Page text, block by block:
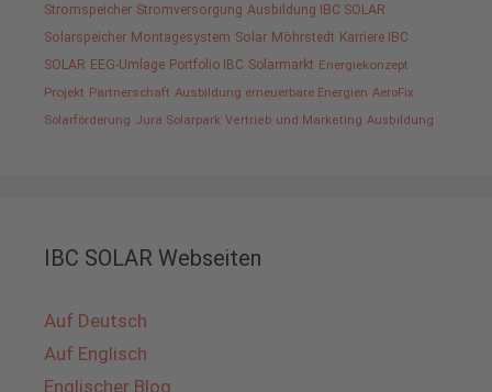
Stromspeicher Stromversorgung Ausbildung IBC SOLAR
Solarspeicher Montagesystem Solar Möhrstedt Karriere IBC
SOLAR EEG-Umlage Portfolio IBC Solarmarkt Energiekonzept
Projekt Partnerschaft Ausbildung erneuerbare Energien AeroFix
Solarförderung Jura Solarpark Vertrieb und Marketing Ausbildung
IBC SOLAR Webseiten
Auf Deutsch
Auf Englisch
Englischer Blog